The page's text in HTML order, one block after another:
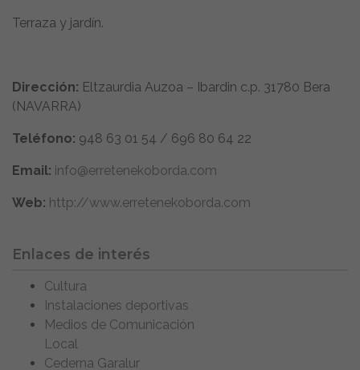
Terraza y jardín.
Dirección: Eltzaurdia Auzoa – Ibardin c.p. 31780 Bera
(NAVARRA)
Teléfono: 948 63 01 54 / 696 80 64 22
Email: info@erretenekoborda.com
Web: http://www.erretenekoborda.com
Enlaces de interés
Cultura
Instalaciones deportivas
Medios de Comunicación
Local
Cederna Garalur